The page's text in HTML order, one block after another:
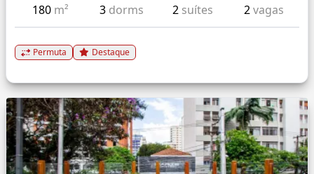
180 m² 3 dorms 2 suítes 2vagas
Permuta Destaque